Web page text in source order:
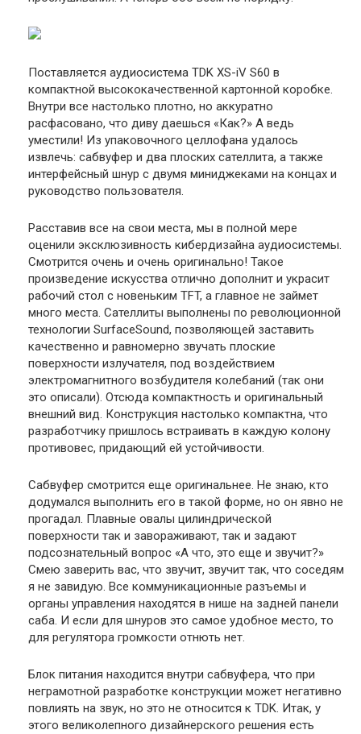
Поставляется аудиосистема TDK XS-iV S60 в
компактной высококачественной картонной коробке.
Внутри все настолько плотно, но аккуратно
расфасовано, что диву даешься «Как?» А ведь
уместили! Из упаковочного целлофана удалось
извлечь: сабвуфер и два плоских сателлита, а также
интерфейсный шнур с двумя миниджеками на концах и
руководство пользователя.
Расставив все на свои места, мы в полной мере
оценили эксклюзивность кибердизайна аудиосистемы.
Смотрится очень и очень оригинально! Такое
произведение искусства отлично дополнит и украсит
рабочий стол с новеньким TFT, а главное не займет
много места. Сателлиты выполнены по революционной
технологии SurfaceSound, позволяющей заставить
качественно и равномерно звучать плоские
поверхности излучателя, под воздействием
электромагнитного возбудителя колебаний (так они
это описали). Отсюда компактность и оригинальный
внешний вид. Конструкция настолько компактна, что
разработчику пришлось встраивать в каждую колону
противовес, придающий ей устойчивости.
Сабвуфер смотрится еще оригинальнее. Не знаю, кто
додумался выполнить его в такой форме, но он явно не
прогадал. Плавные овалы цилиндрической
поверхности так и завораживают, так и задают
подсознательный вопрос «А что, это еще и звучит?»
Смею заверить вас, что звучит, звучит так, что соседям
я не завидую. Все коммуникационные разъемы и
органы управления находятся в нише на задней панели
саба. И если для шнуров это самое удобное место, то
для регулятора громкости отнють нет.
Блок питания находится внутри сабвуфера, что при
неграмотной разработке конструкции может негативно
повлиять на звук, но это не относится к TDK. Итак, у
этого великолепного дизайнерского решения есть